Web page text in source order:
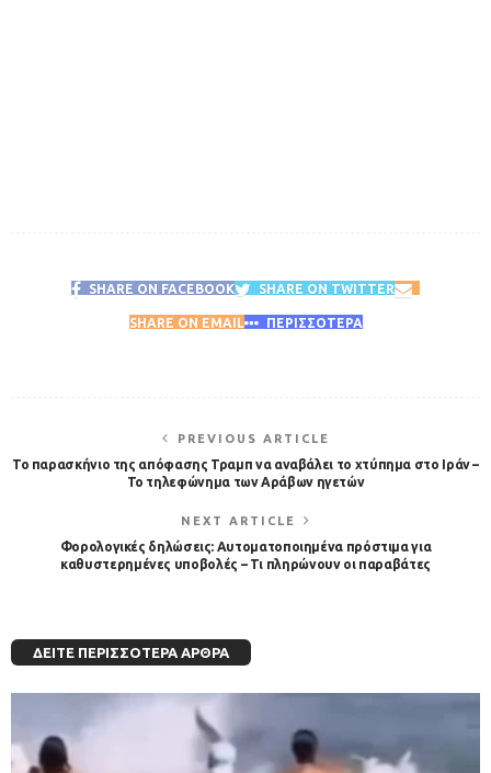
SHARE ON FACEBOOK SHARE ON TWITTER
SHARE ON EMAIL ΠΕΡΙΣΣΟΤΕΡΑ
PREVIOUS ARTICLE
Το παρασκήνιο της απόφασης Τραμπ να αναβάλει το χτύπημα στο Ιράν –
Το τηλεφώνημα των Αράβων ηγετών
NEXT ARTICLE
Φορολογικές δηλώσεις: Aυτοματοποιημένα πρόστιμα για
καθυστερημένες υποβολές – Τι πληρώνουν οι παραβάτες
ΔΕΊΤΕ ΠΕΡΙΣΣΌΤΕΡΑ ΆΡΘΡΑ